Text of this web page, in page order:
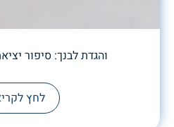
והגדת לבנך: סיפור
לחץ